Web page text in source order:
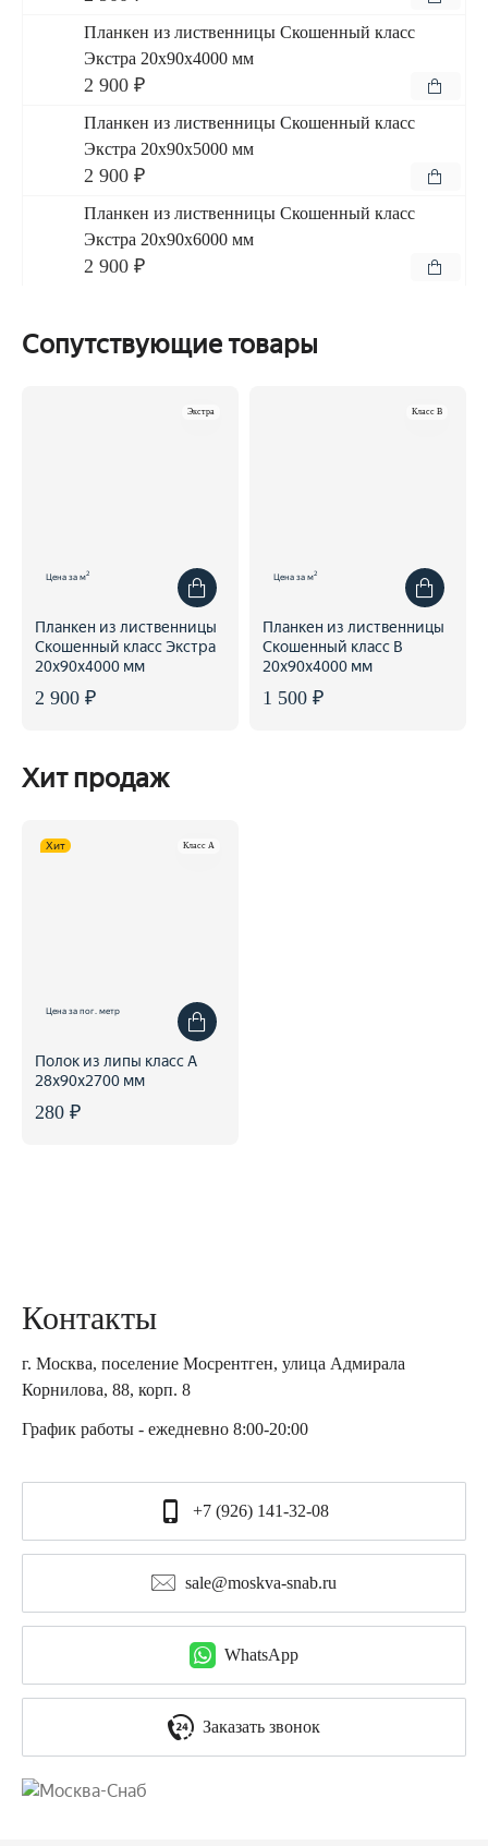
Планкен из лиственницы Скошенный класс
Экстра 20x90x4000 мм
2 900 ₽
Планкен из лиственницы Скошенный класс
Экстра 20x90x5000 мм
2 900 ₽
Планкен из лиственницы Скошенный класс
Экстра 20x90x6000 мм
2 900 ₽
Сопутствующие товары
Экстра
Цена за м2
Планкен из лиственницы
Скошенный класс Экстра
20x90x4000 мм
2 900 ₽
Класс B
Цена за м2
Планкен из лиственницы
Скошенный класс В
20x90x4000 мм
1 500 ₽
Хит продаж
Класс A
Хит
Цена за пог. метр
Полок из липы класс А
28x90x2700 мм
280 ₽
Контакты
г. Москва, поселение Мосрентген, улица Адмирала
Корнилова, 88, корп. 8
График работы - ежедневно 8:00-20:00
+7 (926) 141-32-08
sale@moskva-snab.ru
WhatsApp
Заказать звонок